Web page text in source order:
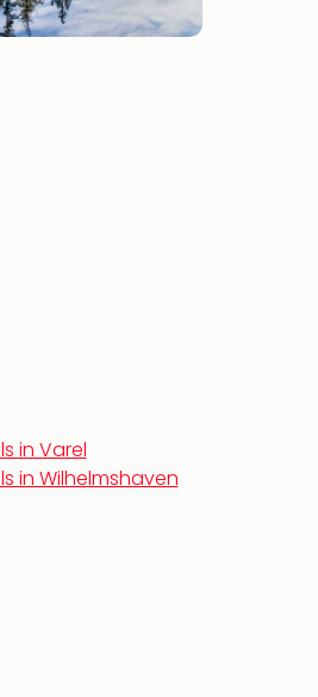
in Varel
in Wilhelmshaven